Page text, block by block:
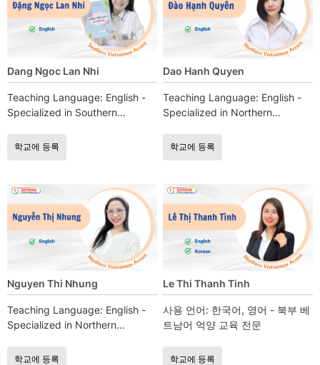
Dang Ngoc Lan Nhi
Teaching Language: English -
Specialized in Southern
학교에 등록
Dao Hanh Quyen
Teaching Language: English -
Specialized in Northern
학교에 등록
Nguyen Thi Nhung
Teaching Language: English -
Specialized in Northern
학교에 등록
Le Thi Thanh Tinh
사용 언어: 한국어, 영어 - 북부 베
트남어 억양 교육 전문
학교에 등록